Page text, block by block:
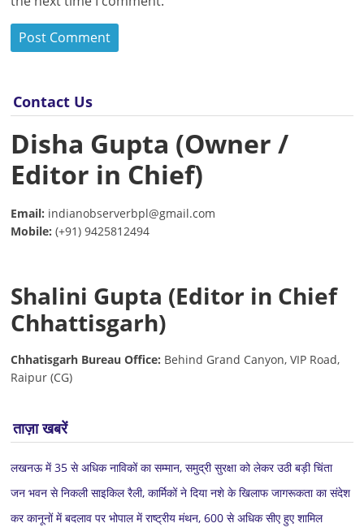
Contact Us
Disha Gupta (Owner /
Editor in Chief)
Email: indianobserverbpl@gmail.com
Mobile: (+91) 9425812494
Shalini Gupta (Editor in Chief
Chhattisgarh)
Chhatisgarh Bureau Office: Behind Grand Canyon, VIP Road,
Raipur (CG)
ताज़ा खबरें
लखनऊ में 35 से अधिक नाविकों का सम्मान, समुद्री सुरक्षा को लेकर उठी बड़ी चिंता
जन भवन से निकली साइकिल रैली, कार्मिकों ने दिया नशे के खिलाफ जागरूकता का संदेश
कर कानूनों में बदलाव पर भोपाल में राष्ट्रीय मंथन, 600 से अधिक सीए हुए शामिल